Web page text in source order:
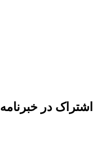
اشتراک در خبرنامه